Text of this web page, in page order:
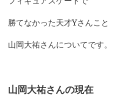
勝てなかった天才Yさんこと
山岡大祐さんについてです。
山岡大祐さんの現在